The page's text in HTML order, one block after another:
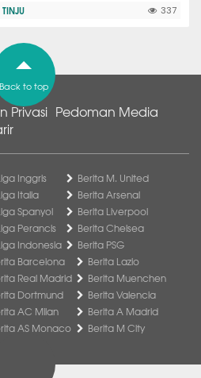
TINJU 337
Back to top
Privasi Pedoman Media
Inggris
Italia
Spanyol
Perancis
Indonesia
Berita M. United
Berita Arsenal
Berita Liverpool
Berita Chelsea
Berita PSG
Barcelona
Real Madrid
Dortmund
AC Milan
AS Monaco
Berita Lazio
Berita Muenchen
Berita Valencia
Berita A Madrid
Berita M City